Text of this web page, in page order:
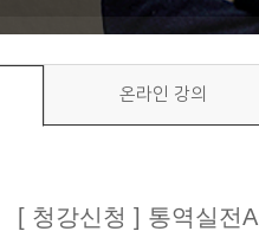
온라인 강의
[ 청강신청 ] 통역실전A